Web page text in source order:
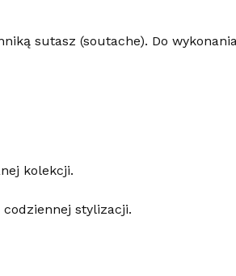
sutasz (soutache). Do
kolekcji.
codziennej stylizacji.